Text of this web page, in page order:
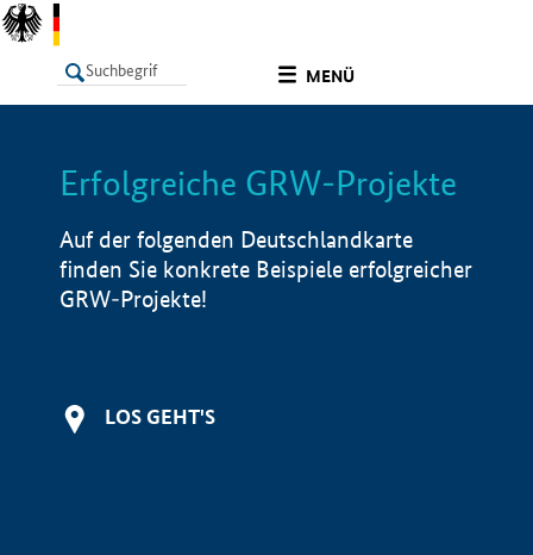
MENÜ
LISTE Info
Erfolgreiche GRW-Projekte
Auf der folgenden Deutschlandkarte
finden Sie konkrete Beispiele erfolgreicher
GRW-Projekte!
LOS GEHT'S